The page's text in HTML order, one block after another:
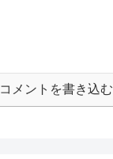
コメントを書き込む